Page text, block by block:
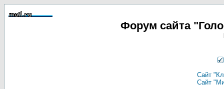
Форум сайта
Сайт
Сайт